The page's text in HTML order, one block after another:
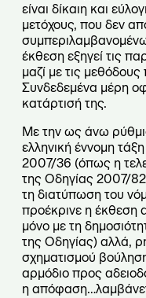
είναι δίκαιη και
μετόχους, που δεν
έκθεση εξηγεί τις
μαζί με τις
Συνδεδεμένα μέρη
κατάρτισή της.
Με την ως άνω
ελληνική έννομη
2007/36 (όπως η
της Οδηγίας 2007/
τη διατύπωση του
προέκρινε η έκθεση
μόνο με τη
της Οδηγίας) αλλά,
σχηματισμού
αρμόδιο προς
η